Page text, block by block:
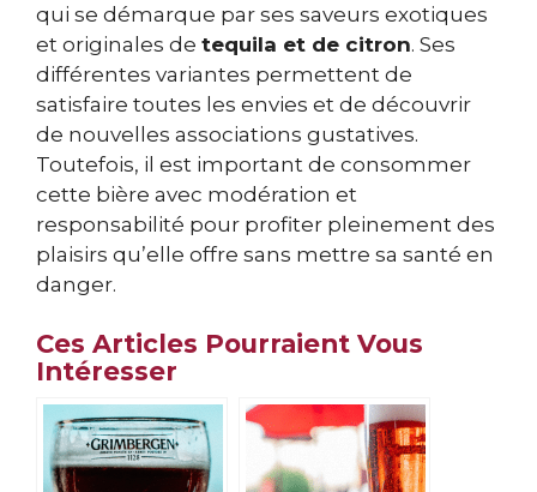
qui se démarque par ses saveurs exotiques
et originales de tequila et de citron. Ses
différentes variantes permettent de
satisfaire toutes les envies et de découvrir
de nouvelles associations gustatives.
Toutefois, il est important de consommer
cette bière avec modération et
responsabilité pour profiter pleinement des
plaisirs qu’elle offre sans mettre sa santé en
danger.
Ces Articles Pourraient Vous
Intéresser